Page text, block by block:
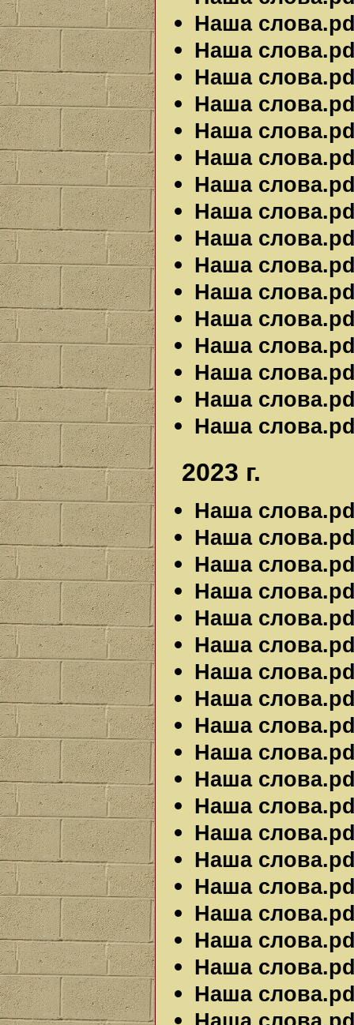
Наша
Наша
Наша
Наша
Наша
Наша
Наша
Наша
Наша
Наша
Наша
Наша
Наша
Наша
Наша
Наша
2023 г.
Наша
Наша
Наша
Наша
Наша
Наша
Наша
Наша
Наша
Наша
Наша
Наша
Наша
Наша
Наша
Наша
Наша
Наша
Наша